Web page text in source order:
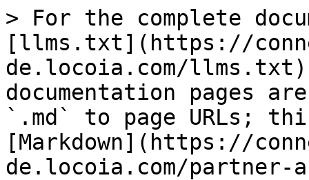
> For the complete
[llms.txt](https://
de.locoia.com/
documentation pages
`.md` to page URLs;
[Markdown](https://
de.locoia.com/partner-